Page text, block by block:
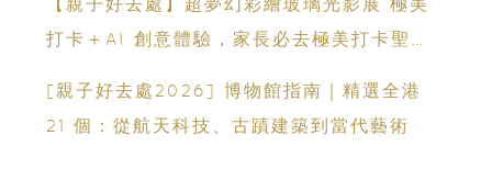
打卡＋AI 創意體驗，家長必去極美打卡聖
[親子好去處2026] 博物館指南｜精選全港
21 個：從航天科技、古蹟建築到當代藝術